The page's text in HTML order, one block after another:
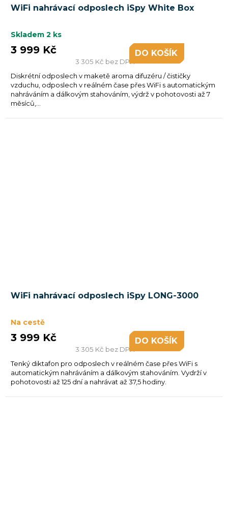
WiFi nahrávací odposlech iSpy White Box
Skladem 2 ks
3 305 Kč bez DPH
3 999 Kč DO KOŠÍKU
Diskrétní odposlech v maketě aroma difuzéru / čističky
vzduchu, odposlech v reálném čase přes WiFi s automatickým
nahráváním a dálkovým stahováním, výdrž v pohotovosti až 7
měsíců,...
WiFi nahrávací odposlech iSpy LONG-3000
hodnocení
je
5,0
hvězdiček.
Na cestě
3 305 Kč bez DPH
3 999 Kč DO KOŠÍKU
Tenký diktafon pro odposlech v reálném čase přes WiFi s
automatickým nahráváním a dálkovým stahováním. Vydrží v
pohotovosti až 125 dní a nahrávat až 37,5 hodiny.